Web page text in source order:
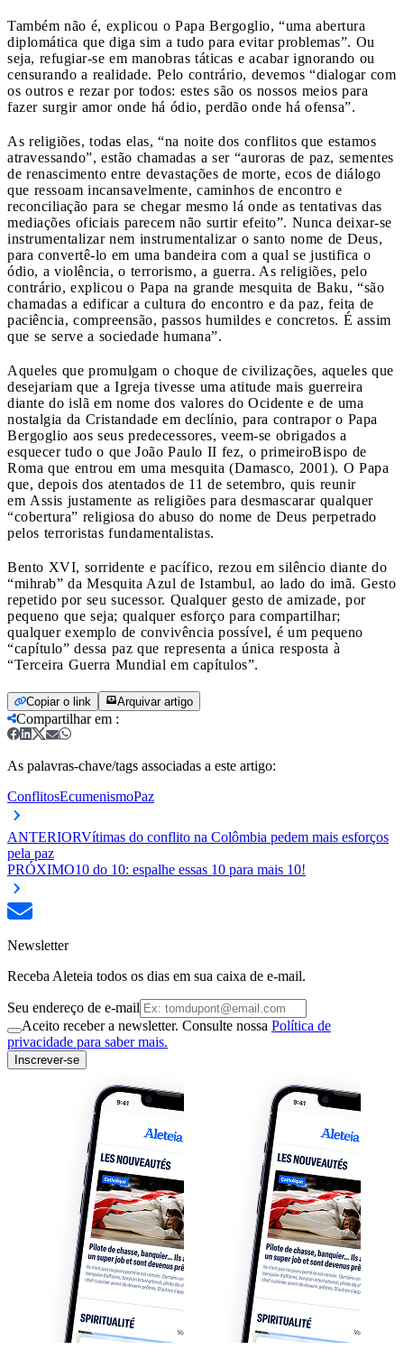
Também não é, explicou o Papa Bergoglio, “uma abertura
diplomática que diga sim a tudo para evitar problemas”. Ou
seja, refugiar-se em manobras táticas e acabar ignorando ou
censurando a realidade. Pelo contrário, devemos “dialogar com
os outros e rezar por todos: estes são os nossos meios para
fazer surgir amor onde há ódio, perdão onde há ofensa”.
As religiões, todas elas, “na noite dos conflitos que estamos
atravessando”, estão chamadas a ser “auroras de paz, sementes
de renascimento entre devastações de morte, ecos de diálogo
que ressoam incansavelmente, caminhos de encontro e
reconciliação para se chegar mesmo lá onde as tentativas das
mediações oficiais parecem não surtir efeito”. Nunca deixar-se
instrumentalizar nem instrumentalizar o santo nome de Deus,
para convertê-lo em uma bandeira com a qual se justifica o
ódio, a violência, o terrorismo, a guerra. As religiões, pelo
contrário, explicou o Papa na grande mesquita de Baku, “são
chamadas a edificar a cultura do encontro e da paz, feita de
paciência, compreensão, passos humildes e concretos. É assim
que se serve a sociedade humana”.
Aqueles que promulgam o choque de civilizações, aqueles que
desejariam que a Igreja tivesse uma atitude mais guerreira
diante do islã em nome dos valores do Ocidente e de uma
nostalgia da Cristandade em declínio, para contrapor o Papa
Bergoglio aos seus predecessores, veem-se obrigados a
esquecer tudo o que João Paulo II fez, o primeiroBispo de
Roma que entrou em uma mesquita (Damasco, 2001). O Papa
que, depois dos atentados de 11 de setembro, quis reunir
em Assis justamente as religiões para desmascarar qualquer
“cobertura” religiosa do abuso do nome de Deus perpetrado
pelos terroristas fundamentalistas.
Bento XVI, sorridente e pacífico, rezou em silêncio diante do
“mihrab” da Mesquita Azul de Istambul, ao lado do imã. Gesto
repetido por seu sucessor. Qualquer gesto de amizade, por
pequeno que seja; qualquer esforço para compartilhar;
qualquer exemplo de convivência possível, é um pequeno
“capítulo” dessa paz que representa a única resposta à
“Terceira Guerra Mundial em capítulos”.
Copiar o link Arquivar artigo
Compartilhar em :
As palavras-chave/tags associadas a este artigo:
ConflitosEcumenismoPaz
ANTERIORVítimas do conflito na Colômbia pedem mais esforços
pela paz
PRÓXIMO10 do 10: espalhe essas 10 para mais 10!
Newsletter
Receba Aleteia todos os dias em sua caixa de e-mail.
Seu endereço de e-mail
Aceito receber a newsletter. Consulte nossa Política de
privacidade para saber mais.
Inscrever-se